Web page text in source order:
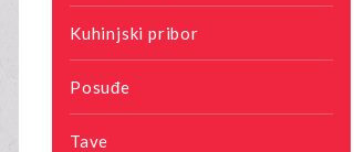
Kuhinjski pribor
Posuđe
Tave